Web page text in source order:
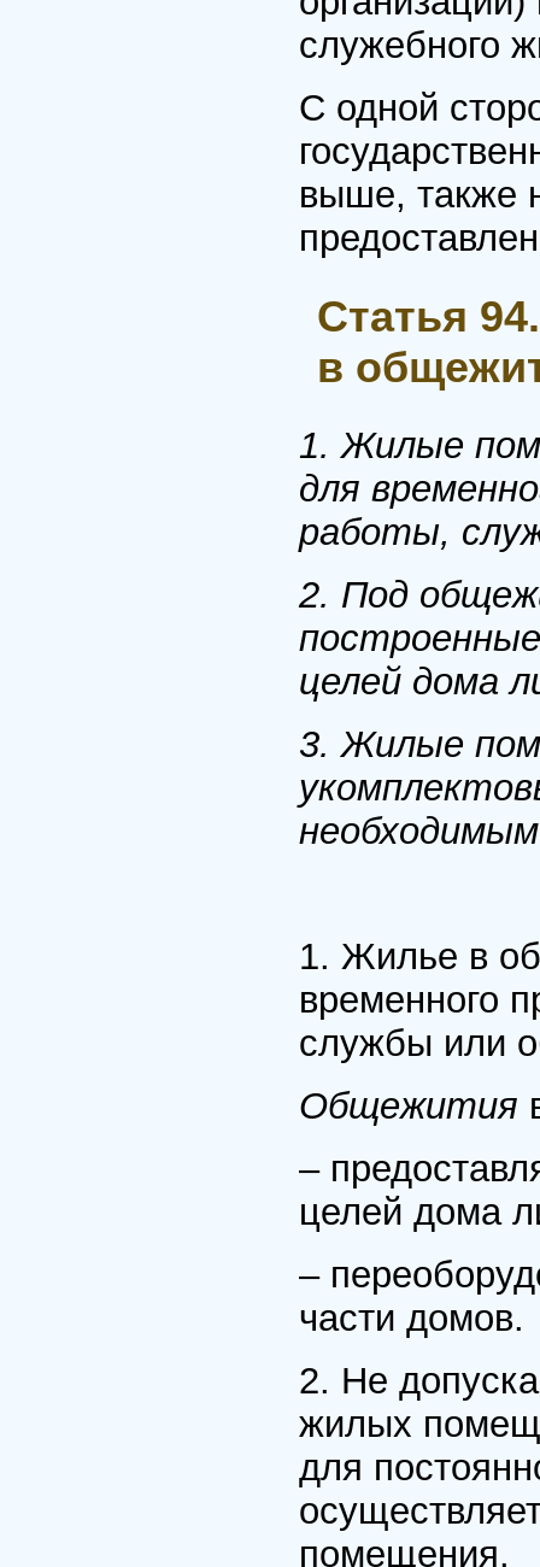
служебного
С одной
выше, также
Статья
в
1. Жилые
для
работы,
2. Под
целей дома
3. Жилые
1. Жилье в
временного
службы или
Общежития
–
целей дома
–
части домов.
2. Не
жилых
для
помещения.